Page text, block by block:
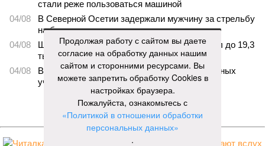
стали реже пользоваться машиной
04/08
В Северной Осетии задержали мужчину за стрельбу
на базе отдыха
04/08
Школьный набор на Ставрополье подорожал до 19,3
тысячи рублей
04/08
В Дагестане нашли почти 3,9 тысячи земельных
участков под жилую застройку
ЕЩЕ НОВОСТИ
Продолжая работу с сайтом вы даете
согласие на обработку данных нашим
сайтом и сторонними ресурсами. Вы
можете запретить обработку Cookies в
настройках браузера.
Пожалуйста, ознакомьтесь с
«Политикой в отношении обработки
персональных данных»
.